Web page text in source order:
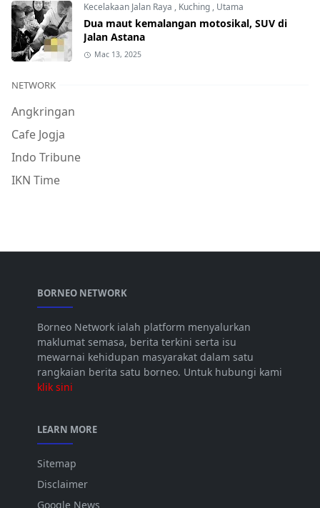
Kecelakaan Jalan Raya , Kuching, Utama
Dua maut kemalangan motosikal, SUV di
Jalan Astana
Mac 13, 2025
NETWORK
Angkringan
Cafe Jogja
Indo Tribune
IKN Time
BORNEO NETWORK
Borneo Network ialah platform menyalurkan
maklumat semasa, berita terkini serta isu
mewarnai kehidupan masyarakat dalam satu
rangkaian berita satu borneo. Untuk hubungi kami
klik sini
LEARN MORE
Sitemap
Disclaimer
Google News